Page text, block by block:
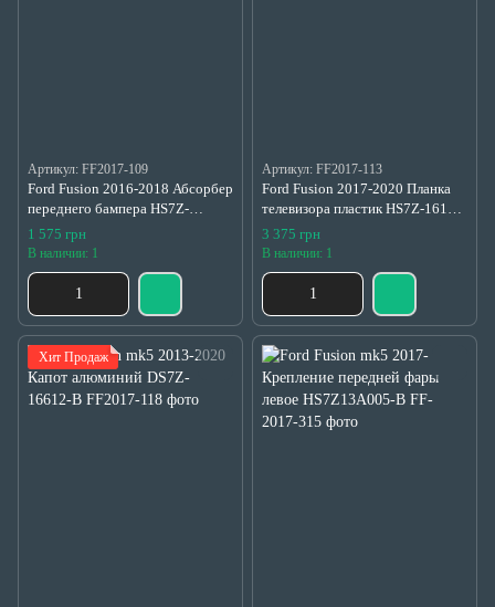
Артикул: FF2017-109
Ford Fusion 2016-2018 Абсорбер
переднего бампера HS7Z-
17C882-AA
1 575 грн
В наличии: 1
Артикул: FF2017-113
Ford Fusion 2017-2020 Планка
телевизора пластик HS7Z-16138-
A
3 375 грн
В наличии: 1
Хит Продаж